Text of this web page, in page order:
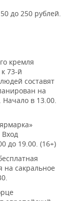
до 250 рублей.
кремля
73-й
составят
на
в 13.00.
до 19.00. (16+)
на сакральное